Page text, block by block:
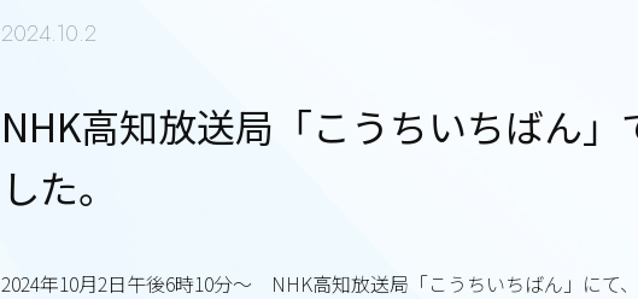
2024.10.2
NHK高知放送局「こうちいちばん
した。
2024年10月2日午後6時10分～ NHK高知放送局「こうちいちばん」にて